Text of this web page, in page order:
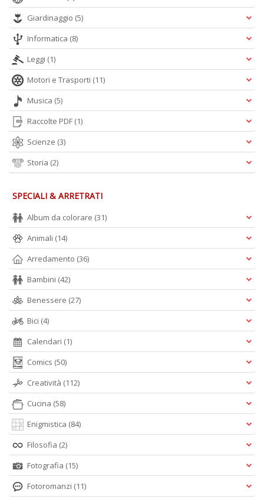
Giardinaggio (5)
Informatica (8)
Leggi (1)
Motori e Trasporti (11)
Musica (5)
Raccolte PDF (1)
Scienze (3)
Storia (2)
SPECIALI & ARRETRATI
Album da colorare (31)
Animali (14)
Arredamento (36)
Bambini (42)
Benessere (27)
Bici (4)
Calendari (1)
Comics (50)
Creatività (112)
Cucina (58)
Enigmistica (84)
Filosofia (2)
Fotografia (15)
Fotoromanzi (11)